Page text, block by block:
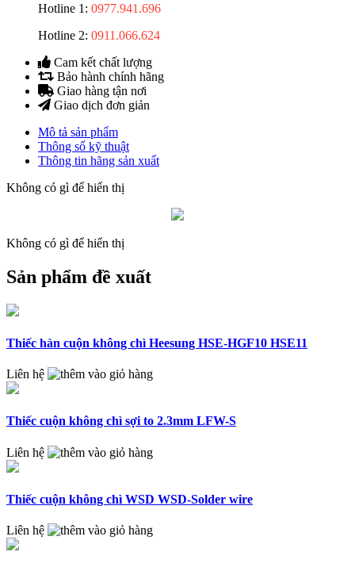
Hotline 1: 0977.941.696
Hotline 2: 0911.066.624
Cam kết chất lượng
Bảo hành chính hãng
Giao hàng tận nơi
Giao dịch đơn giản
Mô tả sản phẩm
Thông số kỹ thuật
Thông tin hãng sản xuất
Không có gì để hiển thị
Không có gì để hiển thị
Sản phẩm đề xuất
Thiếc hàn cuộn không chì Heesung HSE-HGF10 HSE11
Liên hệ
Thiếc cuộn không chì sợi to 2.3mm LFW-S
Liên hệ
Thiếc cuộn không chì WSD WSD-Solder wire
Liên hệ